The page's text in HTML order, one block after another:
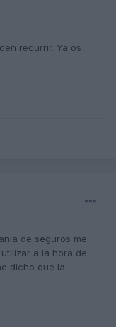
recurrir. Ya os
de seguros me
a la hora de
dicho que la